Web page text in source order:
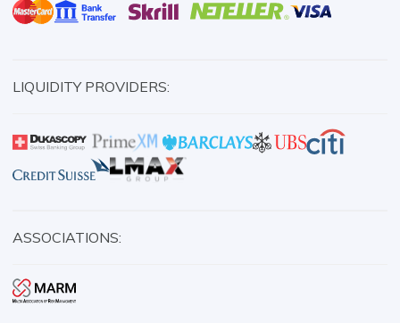
LIQUIDITY PROVIDERS:
ASSOCIATIONS: